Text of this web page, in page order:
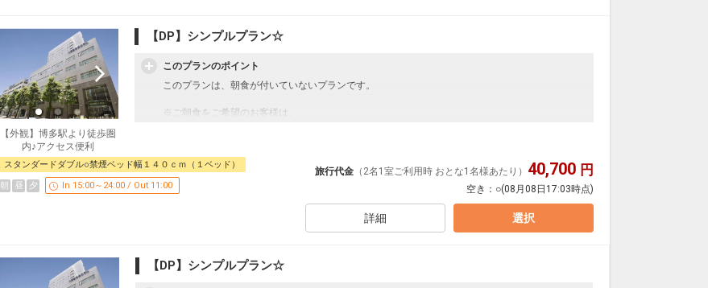
【外観】博多駅より徒歩圏
内♪アクセス便利
【DP】シンプルプラン☆
このプランのポイント
このプランは、朝食が付いていないプランです。
※ご朝食をご希望のお客様は、
・温泉施設「八百治の湯」代金不要
福岡市宿泊税条例により、チェックイン時に、ご宿泊料金に応じた以下の宿泊税をご負担いただ
スタンダードダブル○禁煙ベッド幅１４０ｃｍ（１ベッド）
朝
昼 夕 In 15:00～24:00 / Out 11:00
旅行代金 （2名1室ご利用時 おとな1名様あたり） 40,700 円
空き： ○(08月08日17:03時点)
詳細 選択
【DP】シンプルプラン☆